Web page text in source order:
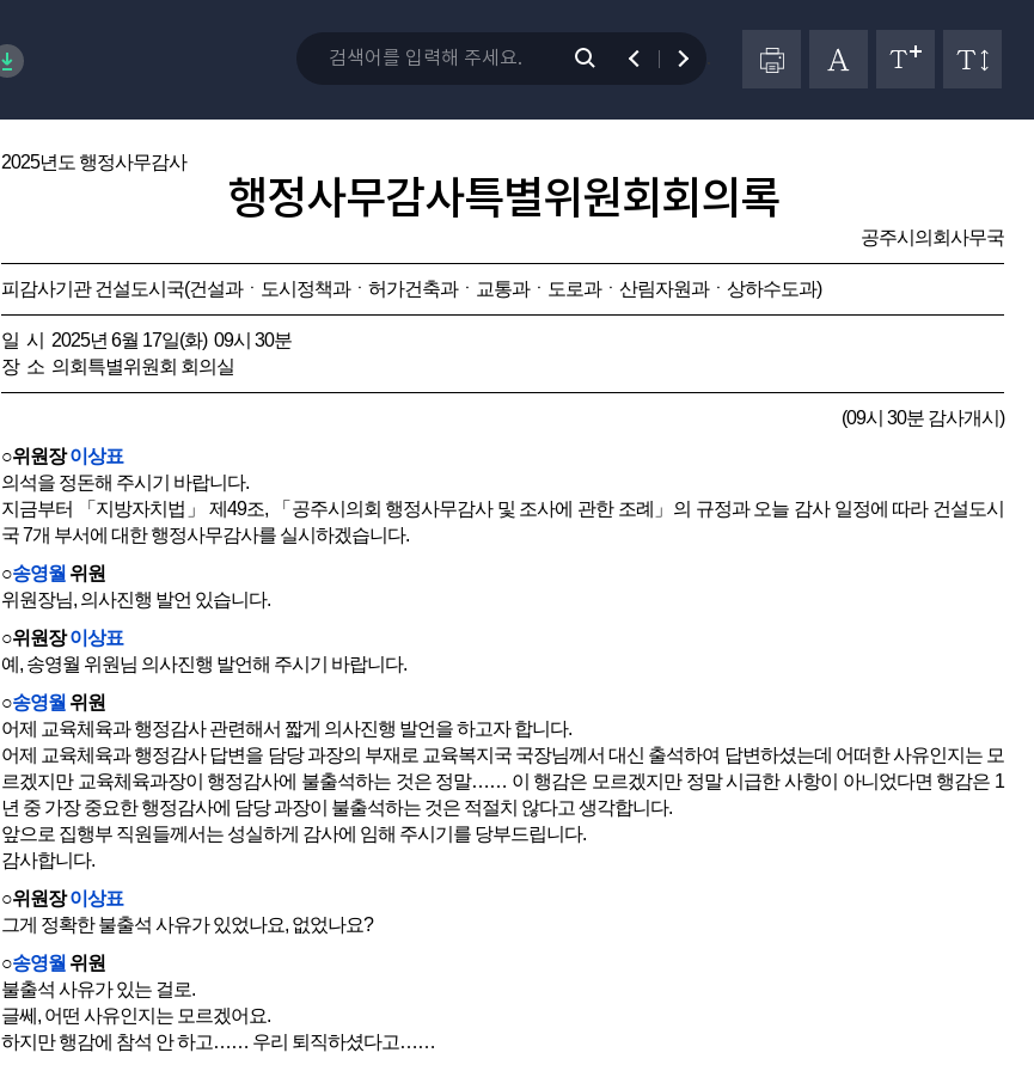
2025년도 행정사무감사
행정사무감사특별위원회회의록
공주시의회사무국
피감사기관 건설도시국(건설과ㆍ도시정책과ㆍ허가건축과ㆍ교통과ㆍ도로과ㆍ산림자원과ㆍ상하수도과)
일 시 2025년 6월 17일(화) 09시 30분
장 소 의회특별위원회 회의실
(09시 30분 감사개시)
○위원장이상표
의석을 정돈해 주시기 바랍니다.
지금부터 「지방자치법」 제49조, 「공주시의회 행정사무감사 및 조사에 관한 조례」의 규정과 오늘 감사 일정에 따라 건설도시
국 7개 부서에 대한 행정사무감사를 실시하겠습니다.
○송영월 위원
위원장님, 의사진행 발언 있습니다.
○위원장이상표
예, 송영월 위원님 의사진행 발언해 주시기 바랍니다.
○송영월 위원
어제 교육체육과 행정감사 관련해서 짧게 의사진행 발언을 하고자 합니다.
어제 교육체육과 행정감사 답변을 담당 과장의 부재로 교육복지국 국장님께서 대신 출석하여 답변하셨는데 어떠한 사유인지는 모
르겠지만 교육체육과장이 행정감사에 불출석하는 것은 정말…… 이 행감은 모르겠지만 정말 시급한 사항이 아니었다면 행감은 1
년 중 가장 중요한 행정감사에 담당 과장이 불출석하는 것은 적절치 않다고 생각합니다.
앞으로 집행부 직원들께서는 성실하게 감사에 임해 주시기를 당부드립니다.
감사합니다.
○위원장이상표
그게 정확한 불출석 사유가 있었나요, 없었나요?
○송영월 위원
불출석 사유가 있는 걸로.
글쎄, 어떤 사유인지는 모르겠어요.
하지만 행감에 참석 안 하고…… 우리 퇴직하셨다고……